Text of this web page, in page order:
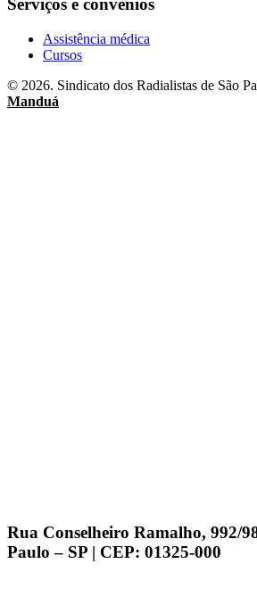
Serviços e convênios
Assistência médica
Cursos
© 2026. Sindicato dos Radialistas de São
Manduá
Rua Conselheiro Ramalho, 992/
Paulo – SP | CEP: 01325-000